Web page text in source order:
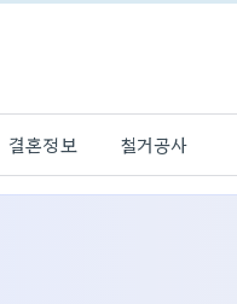
결혼정보 철거공사